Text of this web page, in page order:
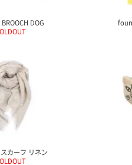
DOG
カーフ リネン